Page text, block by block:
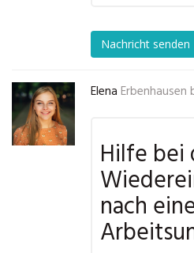
Nachricht senden
Elena Erbenhausen
Hilfe bei
nach